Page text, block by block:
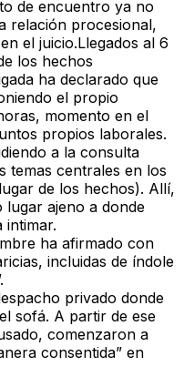
de encuentro ya no
relación procesional,
el juicio.Llegados al 6
los hechos
ha declarado que
el propio
momento en el
propios laborales.
a la consulta
temas centrales en los
de los hechos). Allí,
ajeno a donde
intimar.
ha afirmado con
incluidas de índole
privado donde
sofá. A partir de ese
comenzaron a
consentida” en